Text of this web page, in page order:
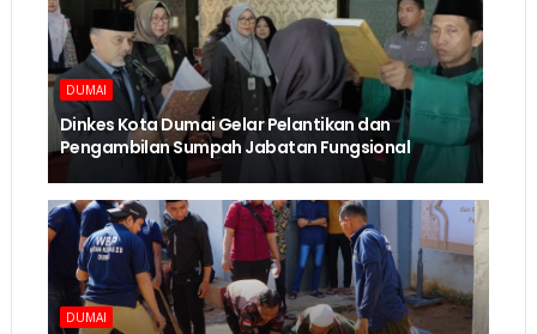
DUMAI
Dinkes Kota Dumai Gelar Pelantikan dan
Pengambilan Sumpah Jabatan Fungsional
DUMAI